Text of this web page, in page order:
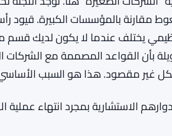
الصغيرة” هنا. توجد اللجنة